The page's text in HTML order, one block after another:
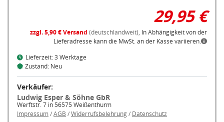
29,95 €
zzgl. 5,90 € Versand (deutschlandweit), In Abhängigkeit von der
Lieferadresse kann die MwSt. an der Kasse variieren.
Lieferzeit: 3 Werktage
Zustand: Neu
Verkäufer:
Ludwig Esper & Söhne GbR
Werftstr. 7 in 56575 Weißenthurm
Impressum/AGB /Widerrufsbelehrung/ Datenschutz